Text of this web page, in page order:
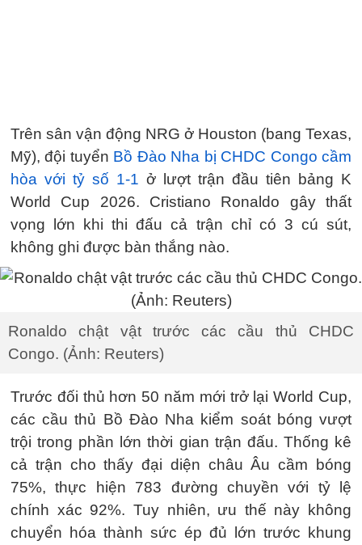
Trên sân vận động NRG ở Houston (bang Texas,
Mỹ), đội tuyển Bồ Đào Nha bị CHDC Congo cầm
hòa với tỷ số 1-1 ở lượt trận đầu tiên bảng K
World Cup 2026. Cristiano Ronaldo gây thất
vọng lớn khi thi đấu cả trận chỉ có 3 cú sút,
không ghi được bàn thắng nào.
Ronaldo chật vật trước các cầu thủ CHDC
Congo. (Ảnh: Reuters)
Trước đối thủ hơn 50 năm mới trở lại World Cup,
các cầu thủ Bồ Đào Nha kiểm soát bóng vượt
trội trong phần lớn thời gian trận đấu. Thống kê
cả trận cho thấy đại diện châu Âu cầm bóng
75%, thực hiện 783 đường chuyền với tỷ lệ
chính xác 92%. Tuy nhiên, ưu thế này không
chuyển hóa thành sức ép đủ lớn trước khung